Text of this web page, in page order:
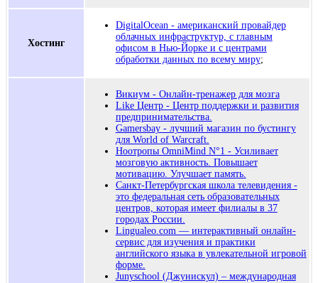
Хостинг
DigitalOcean - американский провайдер
облачных инфраструктур, с главным
офисом в Нью-Йорке и с центрами
обработки данных по всему миру;
Викиум - Онлайн-тренажер для мозга
Like Центр - Центр поддержки и развития
предпринимательства.
Gamersbay - лучший магазин по бустингу
для World of Warcraft.
Ноотропы OmniMind N°1 - Усиливает
мозговую активность. Повышает
мотивацию. Улучшает память.
Санкт-Петербургская школа телевидения -
это федеральная сеть образовательных
центров, которая имеет филиалы в 37
городах России.
Lingualeo.com — интерактивный онлайн-
сервис для изучения и практики
английского языка в увлекательной игровой
форме.
Junyschool (Джунискул) – международная